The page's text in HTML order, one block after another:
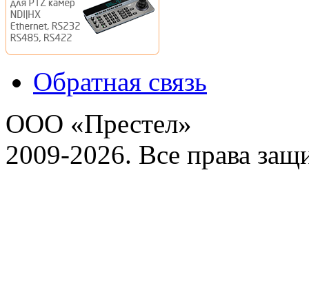
Обратная связь
ООО «Престел»
2009-2026. Все права